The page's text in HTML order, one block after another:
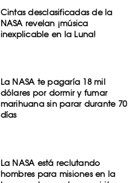
Cintas desclasificadas de la
NASA revelan ¡música
inexplicable en la Luna!
La NASA te pagaría 18 mil
dólares por dormir y fumar
marihuana sin parar durante 70
días
La NASA está reclutando
hombres para misiones en la